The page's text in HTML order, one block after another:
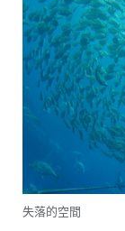
失落的空間